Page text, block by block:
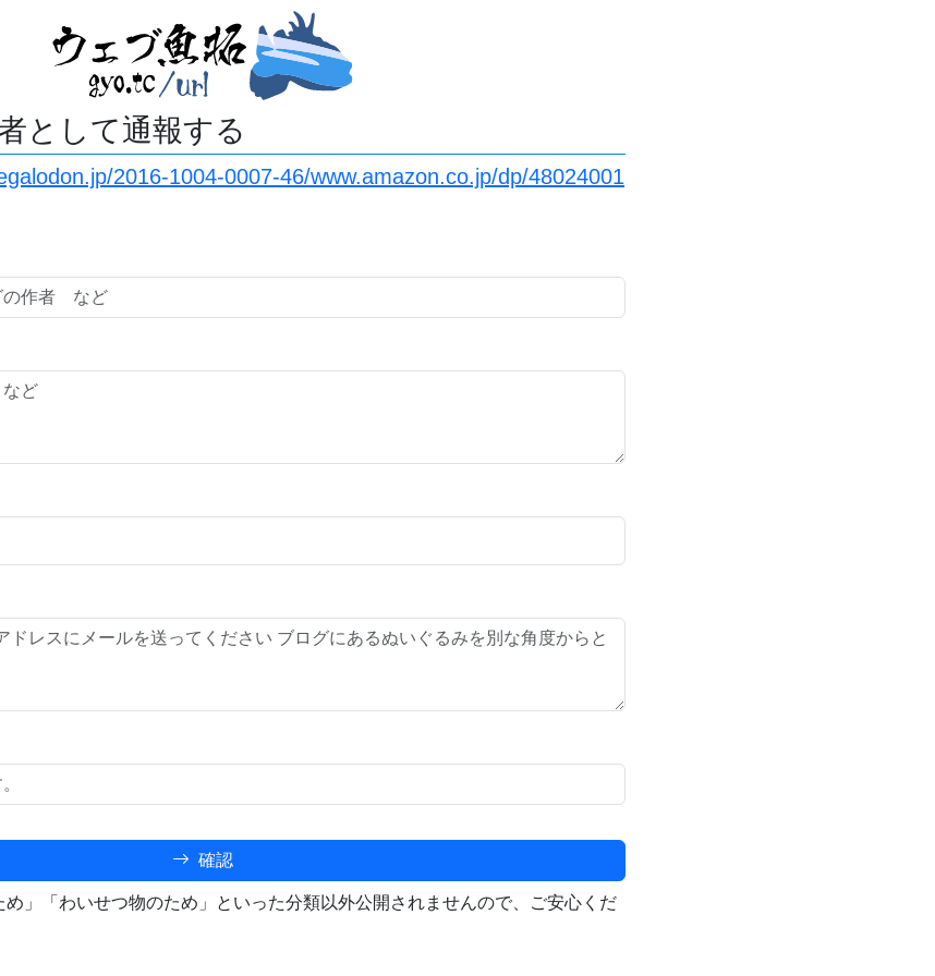
として通報する
2016-1004-0007-46/www.amazon.co.jp/dp/48024001
確認
」「わいせつ物のため」といった分類以外公開されませんので、ご安心くだ